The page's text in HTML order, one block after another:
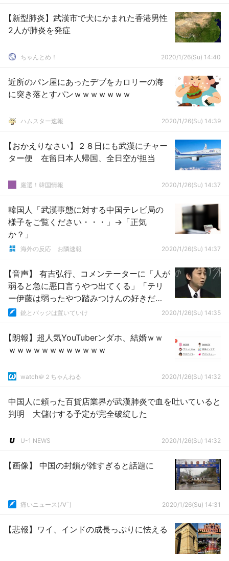
【新型肺炎】武漢市で犬にかまれた香港男性
2人が肺炎を発症
ちゃんとめ！ 2020/1/26(Su) 14:40
近所のパン屋にあったデブをカロリーの海
に突き落とすパンｗｗｗｗｗｗｗ
ハムスター速報 2020/1/26(Su) 14:39
【おかえりなさい】２８日にも武漢にチャー
ター便 在留日本人帰国、全日空が担当
厳選！韓国情報 2020/1/26(Su) 14:37
韓国人「武漢事態に対する中国テレビ局の
様子をご覧ください・・・」→「正気
か？」
海外の反応 お隣速報 2020/1/26(Su) 14:37
【音声】 有吉弘行、コメンテーターに「人が
弱ると急に悪口言うやつ出てくる」「テリ
ー伊藤は弱ったやつ踏みつけんの好きだ
な」銃とバッジは置いていけ 2020/1/26(Su) 14:35
【朗報】超人気YouTuberンダホ、結婚ｗｗ
ｗｗｗｗｗｗｗｗｗｗｗｗ
watch＠２ちゃんねる 2020/1/26(Su) 14:32
中国人に頼った百貨店業界が武漢肺炎で血を吐いていると
判明 大儲けする予定が完全破綻した
U-1 NEWS 2020/1/26(Su) 14:32
【画像】 中国の封鎖が雑すぎると話題に
痛いニュース(ﾉ∀`) 2020/1/26(Su) 14:31
【悲報】ワイ、インドの成長っぷりに怯える